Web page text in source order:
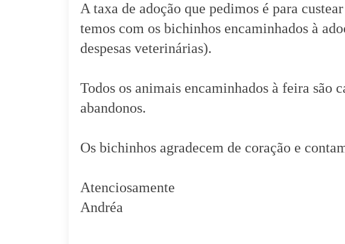
A taxa de adoção que pedimos é para
temos com os bichinhos encaminhados à
despesas veterinárias).
Todos os animais encaminhados à feira são
abandonos.
Os bichinhos agradecem de coração e
Atenciosamente
Andréa